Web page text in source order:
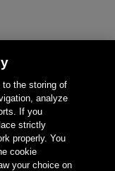
to the storing of
analyze
If you
strictly
properly. You
cookie
your choice on